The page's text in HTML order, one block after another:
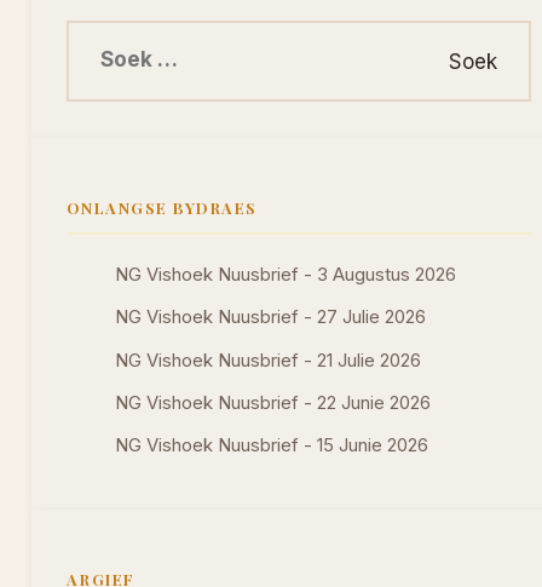
ONLANGSE BYDRAES
NG Vishoek Nuusbrief - 3 Augustus 2026
NG Vishoek Nuusbrief - 27 Julie 2026
NG Vishoek Nuusbrief - 21 Julie 2026
NG Vishoek Nuusbrief - 22 Junie 2026
NG Vishoek Nuusbrief - 15 Junie 2026
ARGIEF